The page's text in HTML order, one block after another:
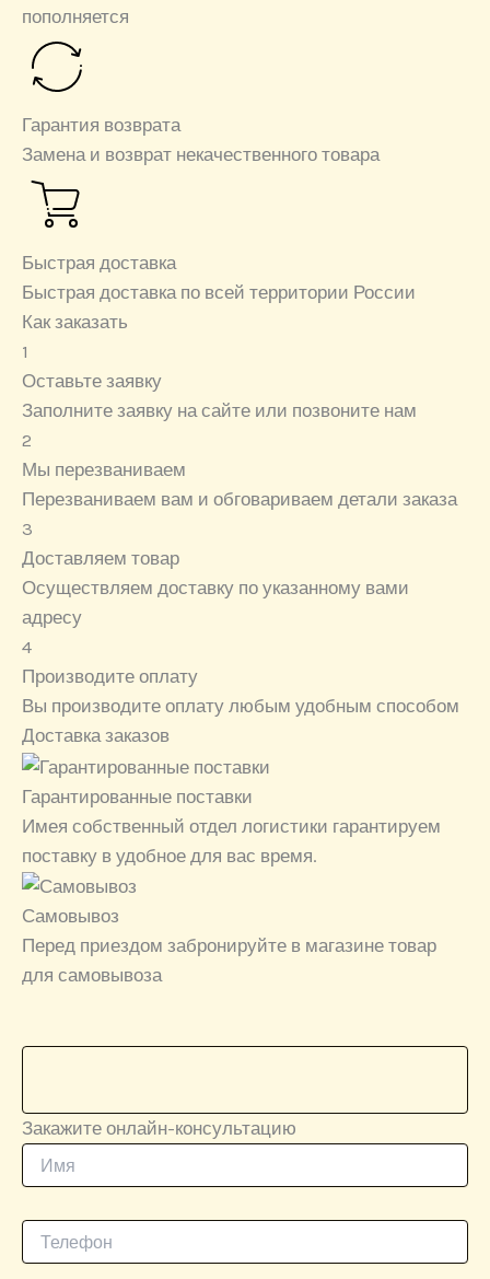
пополняется
Гарантия возврата
Замена и возврат некачественного товара
Быстрая доставка
Быстрая доставка по всей территории России
Как заказать
1
Оставьте заявку
Заполните заявку на сайте или позвоните нам
2
Мы перезваниваем
Перезваниваем вам и обговариваем детали заказа
3
Доставляем товар
Осуществляем доставку по указанному вами
адресу
4
Производите оплату
Вы производите оплату любым удобным способом
Доставка заказов
Гарантированные поставки
Имея собственный отдел логистики гарантируем
поставку в удобное для вас время.
Самовывоз
Перед приездом забронируйте в магазине товар
для самовывоза
Закажите онлайн-консультацию